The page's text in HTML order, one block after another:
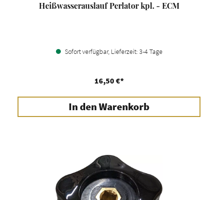
Heißwasserauslauf Perlator kpl. - ECM
Sofort verfügbar, Lieferzeit: 3-4 Tage
16,50 €*
In den Warenkorb